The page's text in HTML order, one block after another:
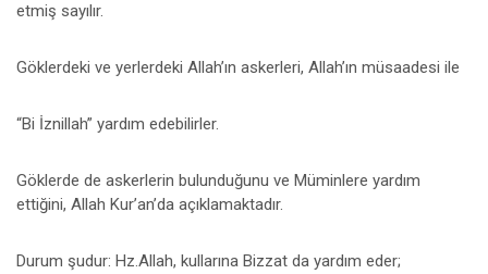
etmiş sayılır.
Göklerdeki ve yerlerdeki Allah’ın askerleri, Allah’ın müsaadesi ile
“Bi İznillah” yardım edebilirler.
Göklerde de askerlerin bulunduğunu ve Müminlere yardım
ettiğini, Allah Kur’an’da açıklamaktadır.
Durum şudur: Hz.Allah, kullarına Bizzat da yardım eder;